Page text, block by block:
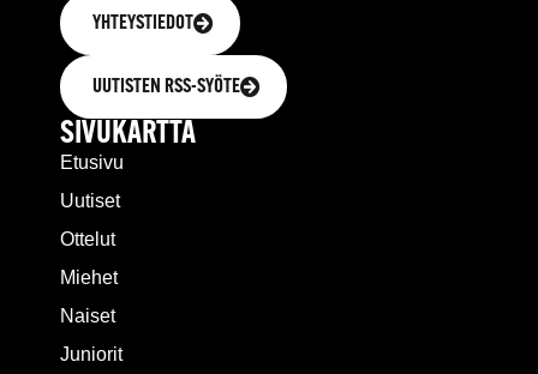
YHTEYSTIEDOT
UUTISTEN RSS-SYÖTE
SIVUKARTTA
Etusivu
Uutiset
Ottelut
Miehet
Naiset
Juniorit